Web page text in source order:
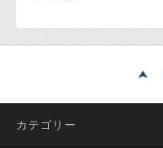
カテゴリー